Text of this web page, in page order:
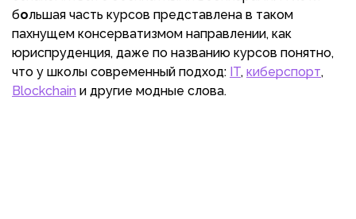
большая часть курсов представлена в таком
пахнущем консерватизмом направлении, как
юриспруденция, даже по названию курсов понятно,
что у школы современный подход: IT, киберспорт,
Blockchain и другие модные слова.